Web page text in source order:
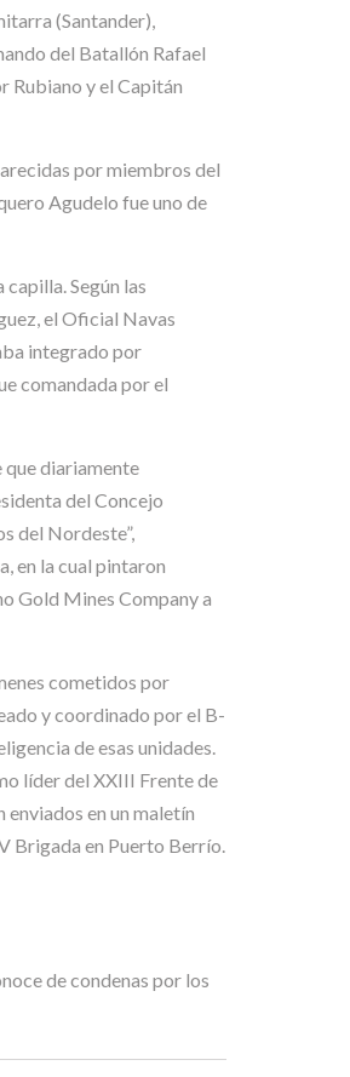
(Santander),
del Batallón Rafael
Rubiano y el Capitán
por miembros del
Agudelo fue uno de
Según las
el Oficial Navas
integrado por
comandada por el
que diariamente
del Concejo
del Nordeste”,
en la cual pintaron
Gold Mines Company a
cometidos por
y coordinado por el B-
de esas unidades.
líder del XXIII Frente de
enviados en un maletín
Brigada en Puerto Berrío.
de condenas por los